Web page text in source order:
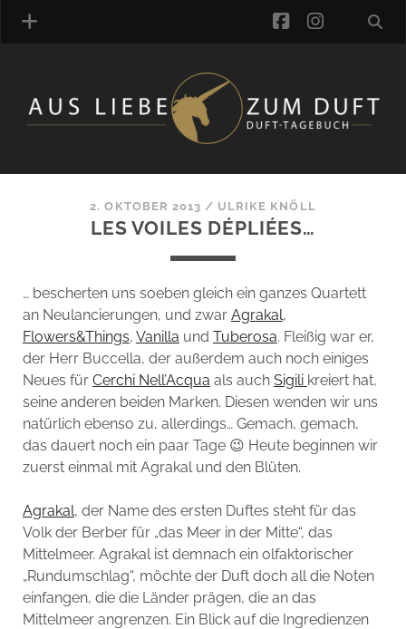
MANUFAKTUREN
DUFTNOTEN
SCHLAGWORTE
LINK-SAMMLUNG
ARTIKEL-ARCHIV
ONLINE-SHOP
DAS ALZD-TEAM
facebook
2. OKTOBER 2013 / ULRIKE KNÖLL
LES VOILES DÉPLIÉES…
… bescherten uns soeben gleich ein ganzes Quartett
an Neulancierungen, und zwar Agrakal,
Flowers&Things, Vanilla und Tuberosa. Fleißig war er,
der Herr Buccella, der außerdem auch noch einiges
Neues für Cerchi Nell’Acqua als auch Sigili kreiert hat,
seine anderen beiden Marken. Diesen wenden wir uns
natürlich ebenso zu, allerdings… Gemach, gemach,
das dauert noch ein paar Tage 😉 Heute beginnen wir
zuerst einmal mit Agrakal und den Blüten.
Agrakal, der Name des ersten Duftes steht für das
Volk der Berber für „das Meer in der Mitte“, das
Mittelmeer. Agrakal ist demnach ein olfaktorischer
„Rundumschlag“, möchte der Duft doch all die Noten
einfangen, die die Länder prägen, die an das
Mittelmeer angrenzen. Ein Blick auf die Ingredienzen